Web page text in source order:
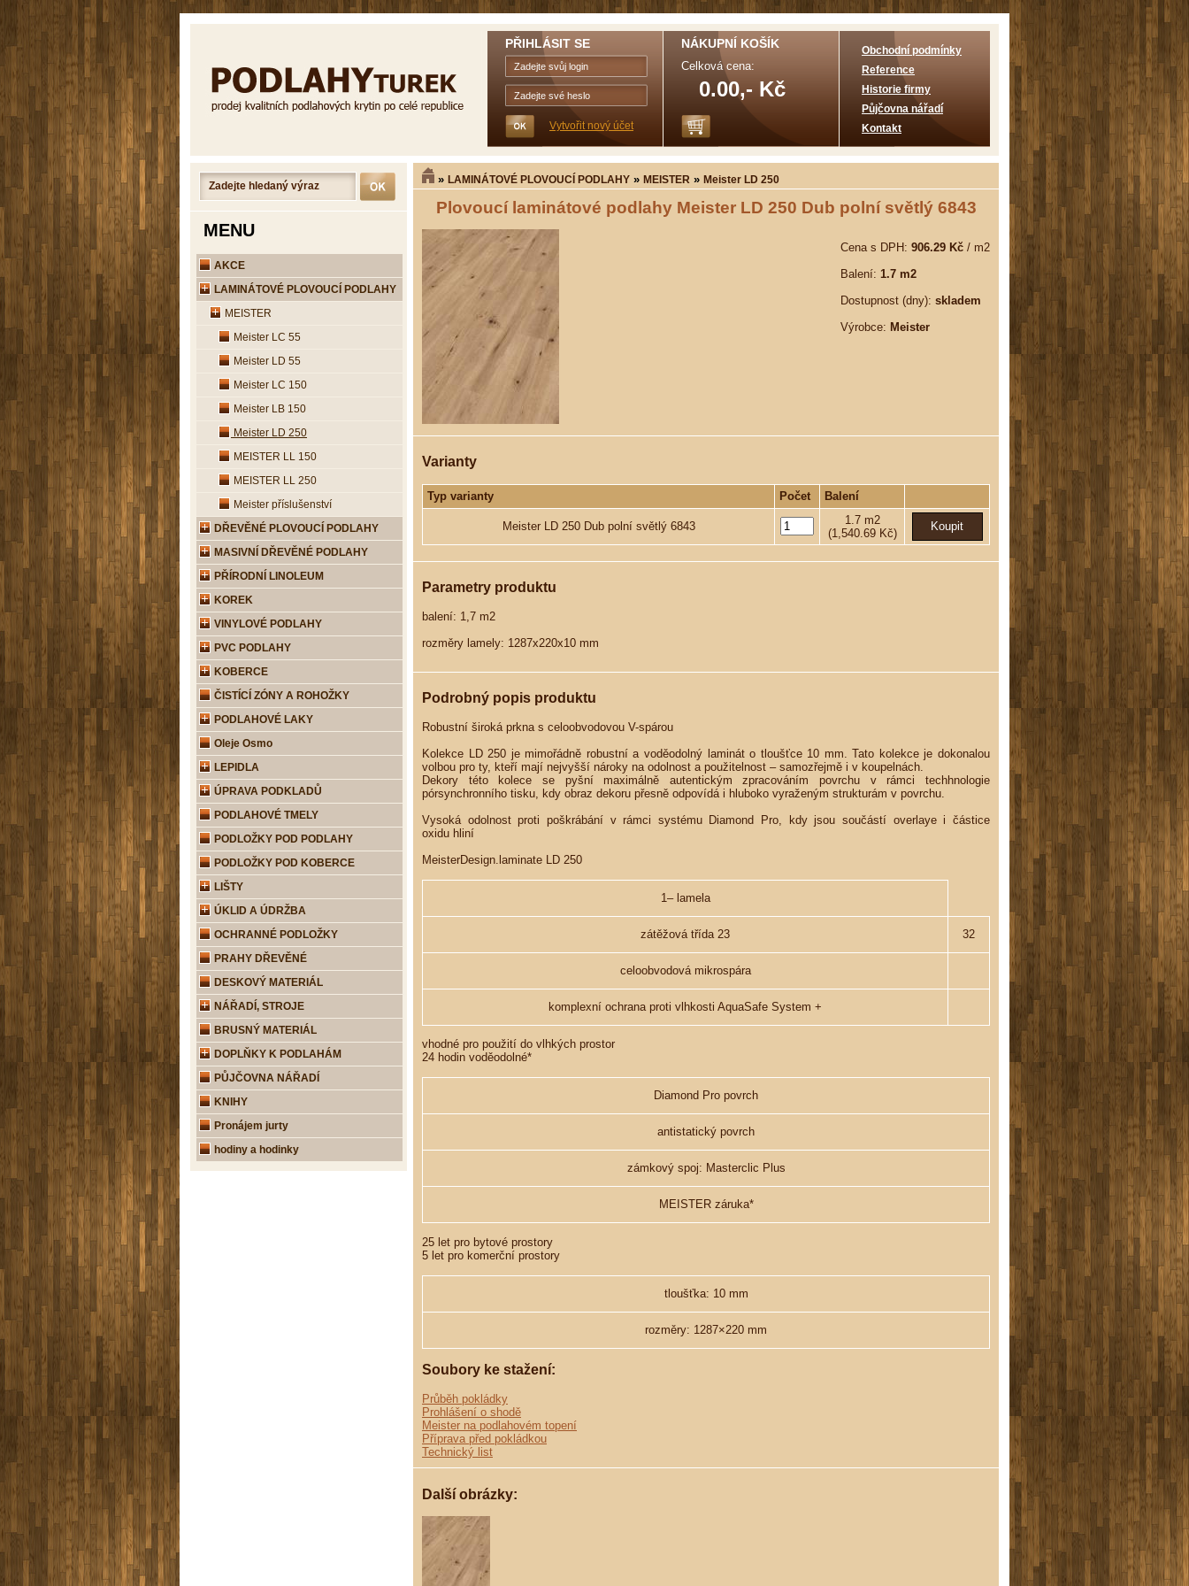
» LAMINÁTOVÉ PLOVOUCÍ PODLAHY » MEISTER » Meister LD 250
Plovoucí laminátové podlahy Meister LD 250 Dub polní světlý 6843
Cena s DPH: 906.29 Kč / m2
Balení: 1.7 m2
Dostupnost (dny): skladem
Výrobce: Meister
Varianty
Typ varianty Počet Balení
Meister LD 250 Dub polní světlý 6843 1.7 m2
(1,540.69 Kč)
Parametry produktu
balení: 1,7 m2
rozměry lamely: 1287x220x10 mm
Podrobný popis produktu
Robustní široká prkna s celoobvodovou V-spárou
Kolekce LD 250 je mimořádně robustní a voděodolný laminát o tloušťce 10 mm. Tato kolekce je dokonalou
volbou pro ty, kteří mají nejvyšší nároky na odolnost a použitelnost – samozřejmě i v koupelnách.
Dekory této kolece se pyšní maximálně autentickým zpracováním povrchu v rámci techhnologie
pórsynchronního tisku, kdy obraz dekoru přesně odpovídá i hluboko vyraženým strukturám v povrchu.
Vysoká odolnost proti poškrábání v rámci systému Diamond Pro, kdy jsou součástí overlaye i částice
oxidu hliní
MeisterDesign­.laminate LD 250
1– lamela
zátěžová třída 23 32
celoobvodová mikrospára
komplexní ochrana proti vlhkosti AquaSafe System +
vhodné pro použití do vlhkých prostor
24 hodin voděodolné*
Diamond Pro povrch
antistatický povrch
zámkový spoj: Masterclic Plus
MEISTER záruka*
25 let pro bytové prostory
5 let pro komerční prostory
tloušťka: 10 mm
rozměry: 1287×220 mm
Soubory ke stažení:
Průběh pokládky
Prohlášení o shodě
Meister na podlahovém topení
Příprava před pokládkou
Technický list
Další obrázky:
PŘIHLÁSIT SE
Vytvořit nový účet
NÁKUPNÍ KOŠÍK
Celková cena:
0.00,- Kč
Obchodní podmínky
Reference
Historie firmy
Půjčovna nářadí
Kontakt
MENU
AKCE
LAMINÁTOVÉ PLOVOUCÍ PODLAHY
MEISTER
Meister LC 55
Meister LD 55
Meister LC 150
Meister LB 150
Meister LD 250
MEISTER LL 150
MEISTER LL 250
Meister příslušenství
DŘEVĚNÉ PLOVOUCÍ PODLAHY
MASIVNÍ DŘEVĚNÉ PODLAHY
PŘÍRODNÍ LINOLEUM
KOREK
VINYLOVÉ PODLAHY
PVC PODLAHY
KOBERCE
ČISTÍCÍ ZÓNY A ROHOŽKY
PODLAHOVÉ LAKY
Oleje Osmo
LEPIDLA
ÚPRAVA PODKLADŮ
PODLAHOVÉ TMELY
PODLOŽKY POD PODLAHY
PODLOŽKY POD KOBERCE
LIŠTY
ÚKLID A ÚDRŽBA
OCHRANNÉ PODLOŽKY
PRAHY DŘEVĚNÉ
DESKOVÝ MATERIÁL
NÁŘADÍ, STROJE
BRUSNÝ MATERIÁL
DOPLŇKY K PODLAHÁM
PŮJČOVNA NÁŘADÍ
KNIHY
Pronájem jurty
hodiny a hodinky